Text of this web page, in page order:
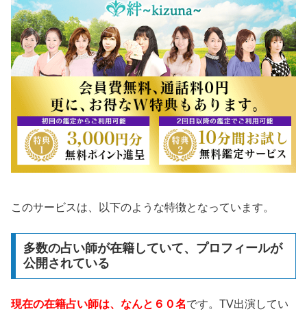
このサービスは、以下のような特徴となっています。
多数の占い師が在籍していて、プロフィールが
公開されている
現在の在籍占い師は、なんと６０名です。TV出演してい